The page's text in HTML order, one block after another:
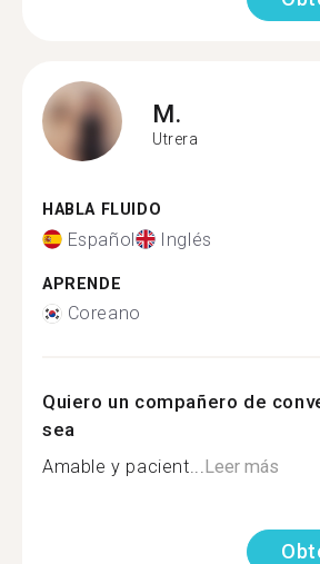
M.
Utrera
HABLA FLUIDO
Español Inglés
APRENDE
Coreano
Quiero un compañero de
sea
Amable y pacient...Leer más